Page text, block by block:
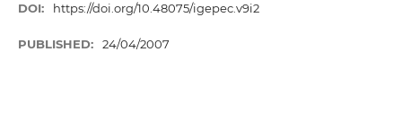
DOI: https://doi.org/10.48075/igepec.v9i2
PUBLISHED: 24/04/2007